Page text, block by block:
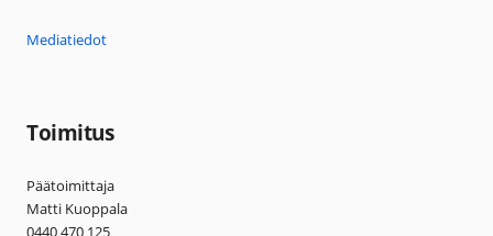
Mediatiedot
Toimitus
Päätoimittaja
Matti Kuoppala
0440 470 125